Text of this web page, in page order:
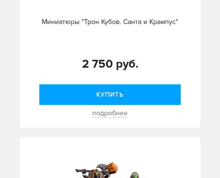
Миниатюры "Трон Кубов. Санта и Крампус"
2 750 руб.
КУПИТЬ
подробнее